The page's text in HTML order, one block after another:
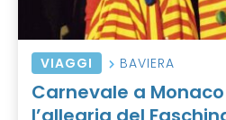
VIAGGI BAVIERA
Carnevale a